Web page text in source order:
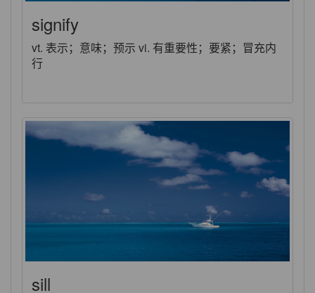
signify
vt. 表示；意味；预示 vi. 有重要性；要紧；冒充内
行
sill